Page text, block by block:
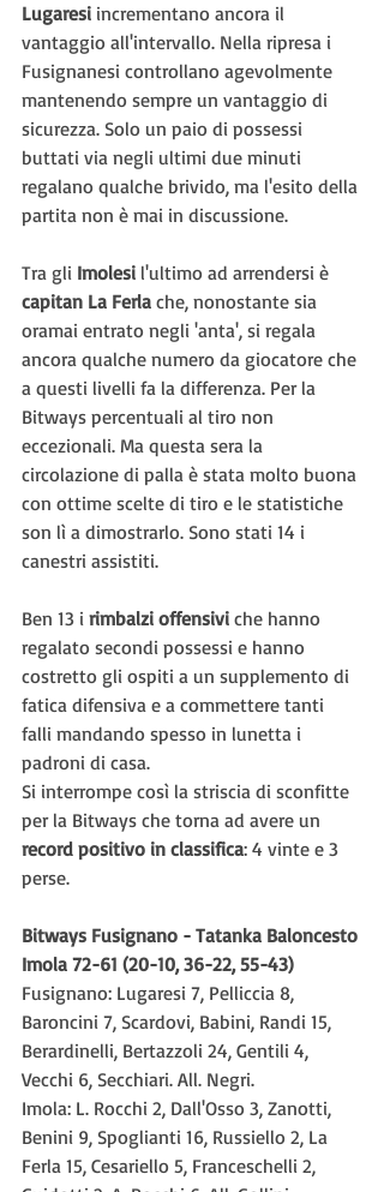
Lugaresi incrementano ancora il
vantaggio all'intervallo. Nella ripresa i
Fusignanesi controllano agevolmente
mantenendo sempre un vantaggio di
sicurezza. Solo un paio di possessi
buttati via negli ultimi due minuti
regalano qualche brivido, ma l'esito della
partita non è mai in discussione.
Tra gli Imolesi l'ultimo ad arrendersi è
capitan La Ferla che, nonostante sia
oramai entrato negli 'anta', si regala
ancora qualche numero da giocatore che
a questi livelli fa la differenza. Per la
Bitways percentuali al tiro non
eccezionali. Ma questa sera la
circolazione di palla è stata molto buona
con ottime scelte di tiro e le statistiche
son lì a dimostrarlo. Sono stati 14 i
canestri assistiti.
Ben 13 i rimbalzi offensivi che hanno
regalato secondi possessi e hanno
costretto gli ospiti a un supplemento di
fatica difensiva e a commettere tanti
falli mandando spesso in lunetta i
padroni di casa.
Si interrompe così la striscia di sconfitte
per la Bitways che torna ad avere un
record positivo in classifica: 4 vinte e 3
perse.
Bitways Fusignano - Tatanka Baloncesto
Imola 72-61 (20-10, 36-22, 55-43)
Fusignano: Lugaresi 7, Pelliccia 8,
Baroncini 7, Scardovi, Babini, Randi 15,
Berardinelli, Bertazzoli 24, Gentili 4,
Vecchi 6, Secchiari. All. Negri.
Imola: L. Rocchi 2, Dall'Osso 3, Zanotti,
Benini 9, Spoglianti 16, Russiello 2, La
Ferla 15, Cesariello 5, Franceschelli 2,